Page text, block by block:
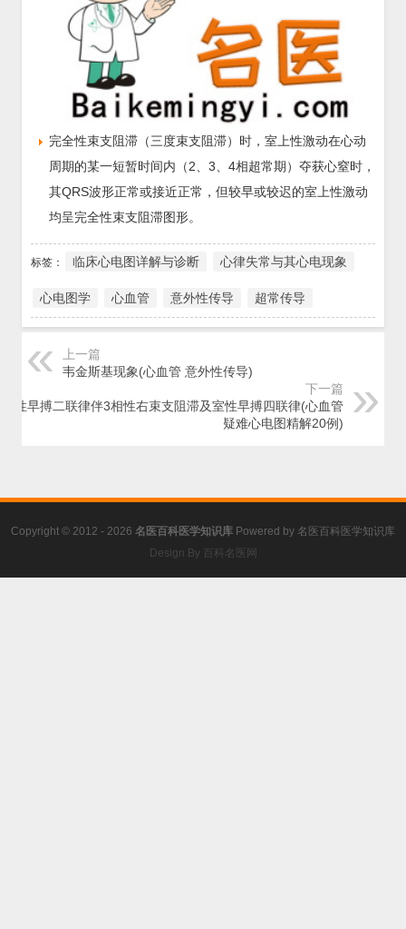
完全性束支阻滞（三度束支阻滞）时，室上性激动在心动
周期的某一短暂时间内（2、3、4相超常期）夺获心窒时，
其QRS波形正常或接近正常，但较早或较迟的室上性激动
均呈完全性束支阻滞图形。
标签： 临床心电图详解与诊断 心律失常与其心电现象
心电图学 心血管 意外性传导 超常传导
上一篇
韦金斯基现象(心血管 意外性传导)
下一篇
窦性早搏二联律伴3相性右束支阻滞及室性早搏四联律(心血管
疑难心电图精解20例)
Copyright © 2012 - 2026 名医百科医学知识库 Powered by 名医百科医学知识库
Design By 百科名医网